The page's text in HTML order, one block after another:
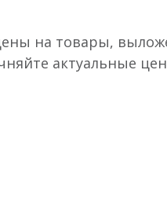
на товары,
актуальные